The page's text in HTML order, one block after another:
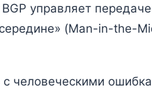
управляет
(Man-in-the-
человеческими